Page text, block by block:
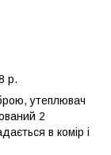
р.
утеплювач
2
в комір і